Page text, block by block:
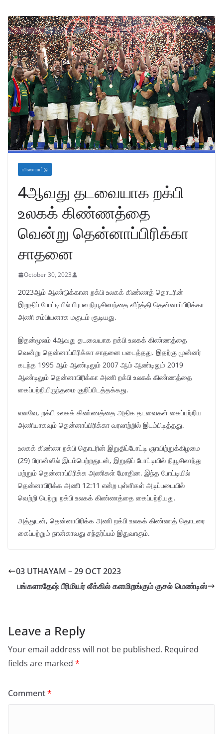
விளையாட்டு
4ஆவது தடவையாக றக்பி
உலகக் கிண்ணத்தை
வென்று தென்னாப்பிரிக்கா
சாதனை
October 30, 2023
2023ஆம் ஆண்டுக்கான றக்பி உலகக் கிண்ணத் தொடரின்
இறுதிப் போட்டியில் பிரபல நியூசிலாந்தை வீழ்த்தி தென்னாப்பிரிக்கா
அணி சம்பியனாக மகுடம் சூடியது.
இதன்மூலம் 4ஆவது தடவையாக றக்பி உலகக் கிண்ணத்தை
வென்று தென்னாப்பிரிக்கா சாதனை படைத்தது. இதற்கு முன்னர்
கடந்த 1995 ஆம் ஆண்டிலும் 2007 ஆம் ஆண்டிலும் 2019
ஆண்டிலும் தென்னாபிரிக்கா அணி றக்பி உலகக் கிண்ணத்தை
கைப்பற்றியிருந்தமை குறிப்பிடத்தக்கது.
எனவே, றக்பி உலகக் கிண்ணத்தை அதிக தடவைகள் கைப்பற்றிய
அணியாகவும் தென்னாப்பிரிக்கா வரலாற்றில் இடம்பிடித்தது.
உலகக் கிண்ண றக்பி தொடரின் இறுதிப்போட்டி ஞாயிற்றுக்கிழமை
(29) பிரான்ஸில் இடம்பெற்றதுடன், இறுதிப் போட்டியில் நியூசிலாந்து
மற்றும் தென்னாப்பிரிக்க அணிகள் மோதின. இந்த போட்டியில்
தென்னாபிரிக்க அணி 12:11 என்ற புள்ளிகள் அடிப்படையில்
வெற்றி பெற்று றக்பி உலகக் கிண்ணத்தை கைப்பற்றியது.
அத்துடன், தென்னாபிரிக்க அணி றக்பி உலகக் கிண்ணத் தொடரை
கைப்பற்றும் நான்காவது சந்தர்ப்பம் இதுவாகும்.
03 UTHAYAM – 29 OCT 2023
பங்களாதேஷ் பீரிமியர் லீக்கில் களமிறங்கும் குசல் மெண்டிஸ்
Leave a Reply
Your email address will not be published. Required
fields are marked *
Comment*